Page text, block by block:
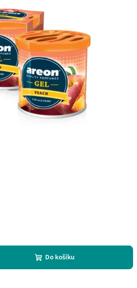
Do košíku